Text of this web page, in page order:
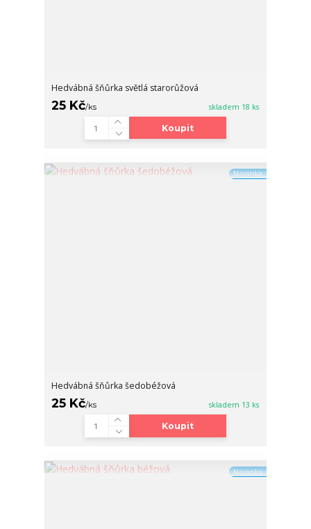
Hedvábná šňůrka světlá starorůžová
25 Kč/ks skladem 18 ks
Koupit
Novinka
Hedvábná šňůrka šedobéžová
25 Kč/ks skladem 13 ks
Koupit
Novinka